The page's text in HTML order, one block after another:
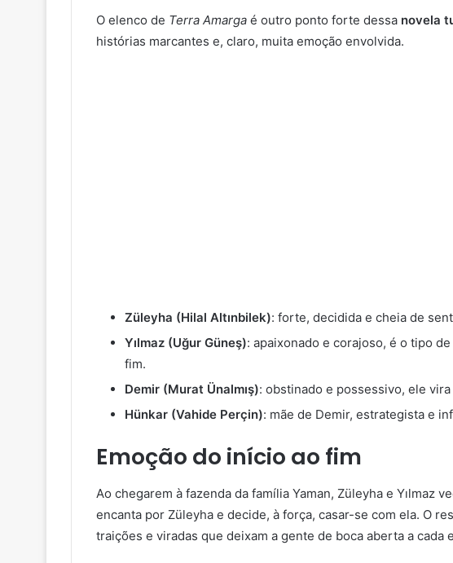
O elenco de Terra Amarga é outro ponto forte dessa novela
histórias marcantes e, claro, muita emoção envolvida.
Züleyha (Hilal Altınbilek): forte, decidida e cheia de
Yılmaz (Uğur Güneş): apaixonado e corajoso, é o tipo
fim.
Demir (Murat Ünalmış): obstinado e possessivo, ele
Hünkar (Vahide Perçin): mãe de Demir, estrategista e
Emoção do início ao fim
Ao chegarem à fazenda da família Yaman, Züleyha e Yılmaz
encanta por Züleyha e decide, à força, casar-se com ela. O
traições e viradas que deixam a gente de boca aberta a cada